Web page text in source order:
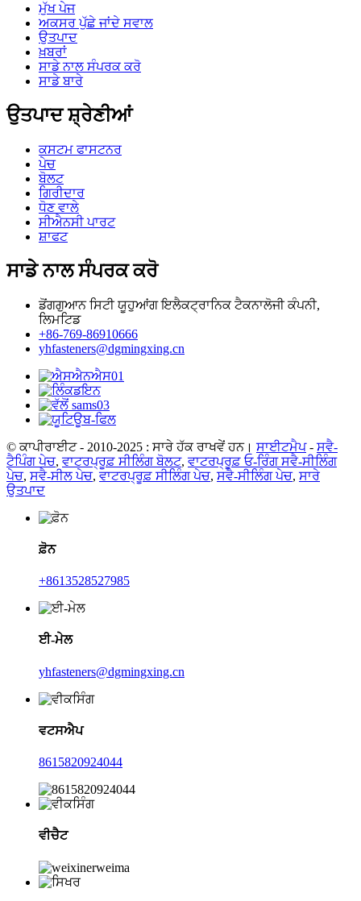
ਮੁੱਖ ਪੇਜ
ਅਕਸਰ ਪੁੱਛੇ ਜਾਂਦੇ ਸਵਾਲ
ਉਤਪਾਦ
ਖ਼ਬਰਾਂ
ਸਾਡੇ ਨਾਲ ਸੰਪਰਕ ਕਰੋ
ਸਾਡੇ ਬਾਰੇ
ਉਤਪਾਦ ਸ਼੍ਰੇਣੀਆਂ
ਕਸਟਮ ਫਾਸਟਨਰ
ਪੇਚ
ਬੋਲਟ
ਗਿਰੀਦਾਰ
ਧੋਣ ਵਾਲੇ
ਸੀਐਨਸੀ ਪਾਰਟ
ਸ਼ਾਫਟ
ਸਾਡੇ ਨਾਲ ਸੰਪਰਕ ਕਰੋ
ਡੋਂਗਗੁਆਨ ਸਿਟੀ ਯੂਹੁਆਂਗ ਇਲੈਕਟ੍ਰਾਨਿਕ ਟੈਕਨਾਲੋਜੀ ਕੰਪਨੀ,
ਲਿਮਟਿਡ
+86-769-86910666
yhfasteners@dgmingxing.cn
© ਕਾਪੀਰਾਈਟ - 2010-2025 : ਸਾਰੇ ਹੱਕ ਰਾਖਵੇਂ ਹਨ। ਸਾਈਟਮੈਪ- ਸਵੈ-
ਟੈਪਿੰਗ ਪੇਚ, ਵਾਟਰਪ੍ਰੂਫ਼ ਸੀਲਿੰਗ ਬੋਲਟ, ਵਾਟਰਪ੍ਰੂਫ਼ ਓ-ਰਿੰਗ ਸਵੈ-ਸੀਲਿੰਗ
ਪੇਚ, ਸਵੈ-ਸੀਲ ਪੇਚ, ਵਾਟਰਪ੍ਰੂਫ਼ ਸੀਲਿੰਗ ਪੇਚ, ਸਵੈ-ਸੀਲਿੰਗ ਪੇਚ, ਸਾਰੇ
ਉਤਪਾਦ
ਫ਼ੋਨ
+8613528527985
ਈ-ਮੇਲ
yhfasteners@dgmingxing.cn
ਵਟਸਐਪ
8615820924044
ਵੀਚੈਟ